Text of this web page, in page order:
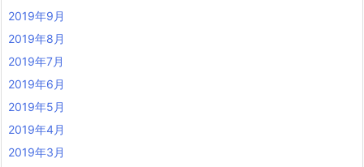
2019年9月
2019年8月
2019年7月
2019年6月
2019年5月
2019年4月
2019年3月